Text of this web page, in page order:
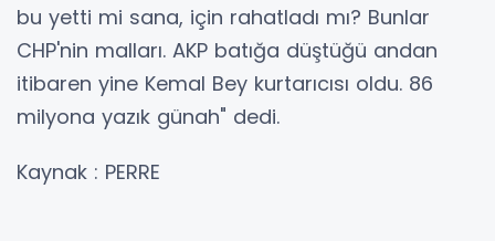
bu yetti mi sana, için rahatladı mı? Bunlar
CHP'nin malları. AKP batığa düştüğü andan
itibaren yine Kemal Bey kurtarıcısı oldu. 86
milyona yazık günah" dedi.
Kaynak : PERRE